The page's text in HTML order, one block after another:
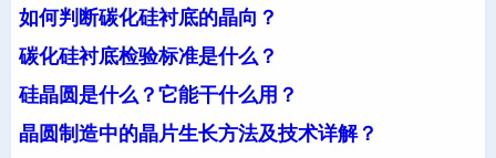
如何判断碳化硅衬底的晶向？
碳化硅衬底检验标准是什么？
硅晶圆是什么？它能干什么用？
晶圆制造中的晶片生长方法及技术详解？